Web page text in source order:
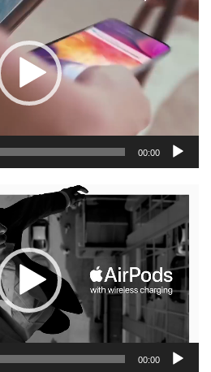
וידאו
00:00
נגן
וידאו
00:00